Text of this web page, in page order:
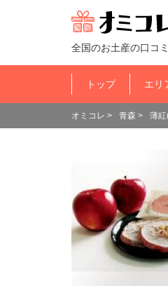
全国のお土産の口コミ
トップ エリ
オミコレ > 青森 > 薄